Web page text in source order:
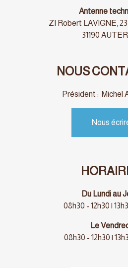
Antenne
ZI Robert LAVIGNE,
31190
NOUS
Président : Michel
Nous
Du Lundi au
08h30 - 12h30 |
Le
08h30 - 12h30 |